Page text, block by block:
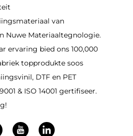
van
Nuwe Materiaaltegnologie.
ervaring bied ons 100,000
topprodukte soos
DTF en PET
& ISO 14001 gertifiseer.